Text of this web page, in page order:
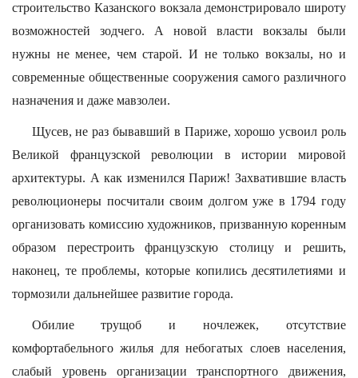
строительство Казанского вокзала демонстрировало широту
возможностей зодчего. А новой власти вокзалы были
нужны не менее, чем старой. И не только вокзалы, но и
современные общественные сооружения самого различного
назначения и даже мавзолеи.
Щусев, не раз бывавший в Париже, хорошо усвоил роль
Великой французской революции в истории мировой
архитектуры. А как изменился Париж! Захватившие власть
революционеры посчитали своим долгом уже в 1794 году
организовать комиссию художников, призванную коренным
образом перестроить французскую столицу и решить,
наконец, те проблемы, которые копились десятилетиями и
тормозили дальнейшее развитие города.
Обилие трущоб и ночлежек, отсутствие
комфортабельного жилья для небогатых слоев населения,
слабый уровень организации транспортного движения,